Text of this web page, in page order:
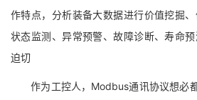
作特点，分析装备大数据进行价值挖掘
状态监测、异常预警、故障诊断、寿命
迫切
作为工控人，Modbus通讯协议想必